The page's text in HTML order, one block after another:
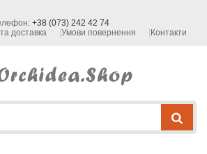
+38 (073) 242 42 74
доставка Умови повернення Контакти